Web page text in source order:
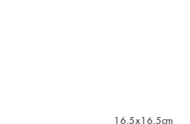
16.5x16.5cm